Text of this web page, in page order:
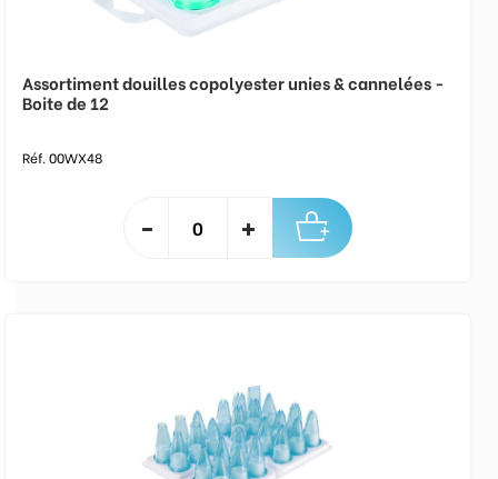
Assortiment douilles copolyester unies & cannelées -
Boite de 12
Réf. 00WX48